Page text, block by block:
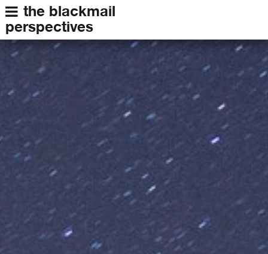
the blackmail
perspectives